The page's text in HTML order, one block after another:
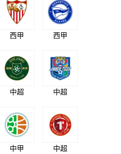
西甲 西甲
中超 中超
中甲 中超